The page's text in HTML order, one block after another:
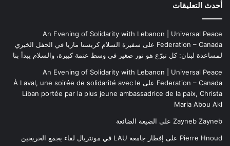
أحدث التعليقات
An Evening of Solidarity with Lebanon | Universal Peace
Federation – Canada على سفيرة السلام كريستا ماريا في الحفل الخيري
لمساعدة لبنان: كل تبرّع هو نور صغير في وسط عتمة كبيرة، والسلام يبدأ بنا
An Evening of Solidarity with Lebanon | Universal Peace
Federation – Canada على À Laval, une soirée de solidarité avec le
Liban portée par la plus jeune ambassadrice de la paix, Christa
Maria Abou Akl
Zayneb Zayneb على الضيعة الضائعة
Pierre Hnoud على
إفطار جامعة LAU في مونتريال لقاء يجمع الخريجين